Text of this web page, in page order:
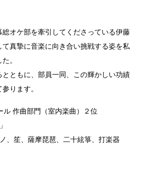
オケ部を牽引してくださっている伊藤
真摯に音楽に向き合い挑戦する姿を私
。
ともに、部員一同、この輝かしい功績
ります。
ル 作曲部門（室内楽曲）２位
、笙、薩摩琵琶、二十絃箏、打楽器